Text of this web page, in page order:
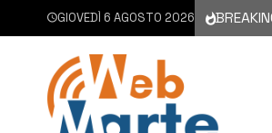
GIOVEDÌ 6 AGOSTO 2026 6 AGOSTO